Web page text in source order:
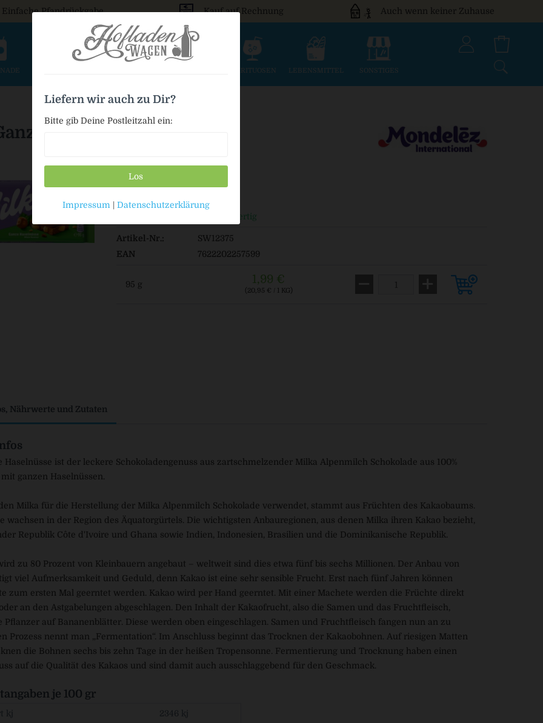
Einfache Pfandrückgabe Kauf auf Rechnung Auch wenn keiner Zuhause
SPIRITUOSEN LEBENSMITTEL SONSTIGES
Haselnuss
1,99 € *
Auf Lager / Sofort versandfertig
Artikel-Nr.:
SW12375
EAN
7622202257599
95 g 1,99 €
(20,95 € / 1 KG)
Nährwerte und Zutaten
Haselnüsse ist der leckere Schokoladengenuss aus zartschmelzender Milka Alpenmilch Schokolade aus 100%
ganzen Haselnüssen.
Milka für die Herstellung der Milka Alpenmilch Schokolade verwendet, stammt aus Früchten des Kakaobaums.
wachsen in der Region des Äquatorgürtels. Die wichtigsten Anbauregionen, aus denen Milka ihren Kakao bezieht,
Republik Côte d'Ivoire und Ghana sowie Indien, Indonesien, Brasilien und die Dominikanische Republik.
zu 80 Prozent von Kleinbauern angebaut – weltweit sind dies etwa fünf bis sechs Millionen. Der Anbau von
viel Aufmerksamkeit und Geduld, denn Kakao ist eine sehr sensible Frucht. Erst nach fünf Jahren können
zum ersten Mal geerntet werden. Kakao wird per Hand geerntet. Mit einer Machete werden die Früchte direkt
an den Astgabelungen abgeschlagen. Den Inhalt der Kakaofrucht, also die Samen und das Fruchtfleisch,
Pflanzer auf Bananenblätter. Diese werden oben eingeschlagen. Samen und Fruchtfleisch fangen nun an zu
Prozess nennt man „Fermentation“. Im Anschluss beginnt das Trocknen der Kakaobohnen. Auf riesigen Matten
die Bohnen sechs bis zehn Tage in der heißen Tropensonne. Fermentierung und Trocknung haben einen
auf die Qualität des Kakaos und sind damit auch ausschlaggebend für den Geschmack.
je 100 gr
kj
2346 kj
Liefern wir auch zu Dir?
Bitte gib Deine Postleitzahl ein:
Los
Impressum | Datenschutzerklärung